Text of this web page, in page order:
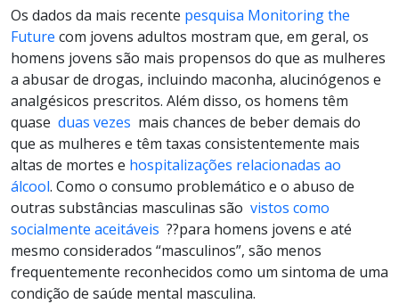
Os dados da mais recente pesquisa Monitoring the
Future com jovens adultos mostram que, em geral, os
homens jovens são mais propensos do que as mulheres
a abusar de drogas, incluindo maconha, alucinógenos e
analgésicos prescritos. Além disso, os homens têm
quase duas vezes mais chances de beber demais do
que as mulheres e têm taxas consistentemente mais
altas de mortes e hospitalizações relacionadas ao
álcool. Como o consumo problemático e o abuso de
outras substâncias masculinas são vistos como
socialmente aceitáveis ??para homens jovens e até
mesmo considerados “masculinos”, são menos
frequentemente reconhecidos como um sintoma de uma
condição de saúde mental masculina.